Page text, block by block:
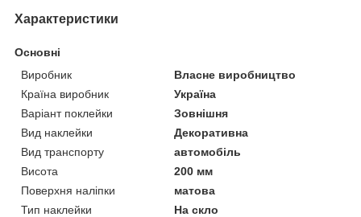
Характеристики
Основні
Виробник
Власне виробництво
Країна виробник
Україна
Варіант поклейки
Зовнішня
Вид наклейки
Декоративна
Вид транспорту
автомобіль
Висота
200 мм
Поверхня наліпки
матова
Тип наклейки
На скло